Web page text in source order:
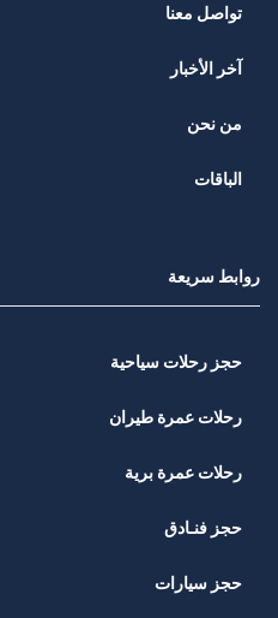
تواصل معنا
آخر الأخبار
من نحن
الباقات
روابط سريعة
حجز رحلات سياحية
رحلات عمرة طيران
رحلات عمرة برية
حجز فنـادق
حجز سيارات